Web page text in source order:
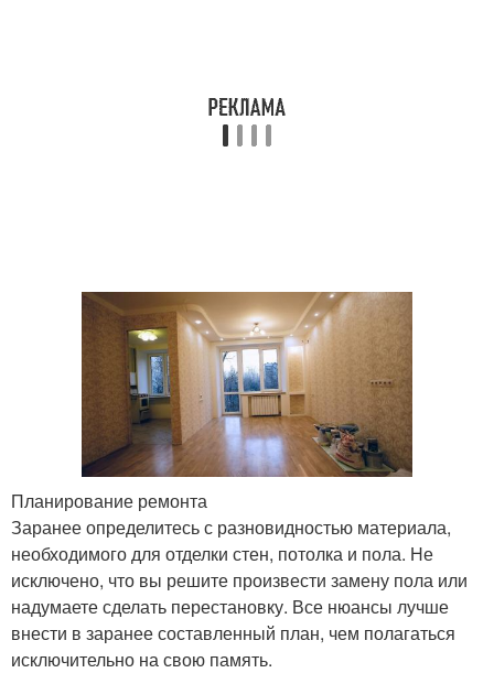
Планирование ремонта
Заранее определитесь с разновидностью материала,
необходимого для отделки стен, потолка и пола. Не
исключено, что вы решите произвести замену пола или
надумаете сделать перестановку. Все нюансы лучше
внести в заранее составленный план, чем полагаться
исключительно на свою память.